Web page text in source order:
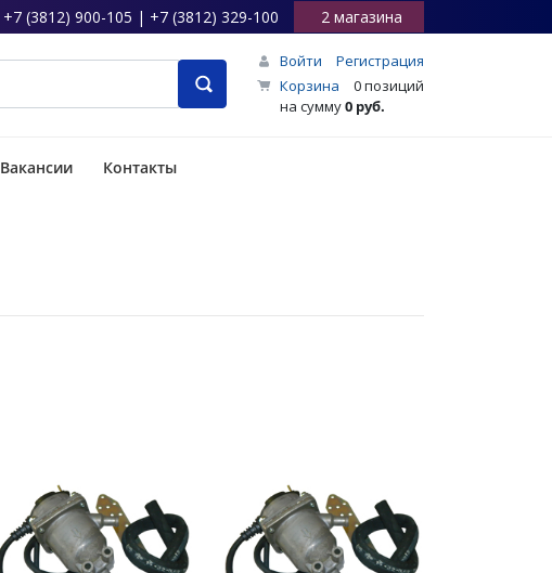
+7 (3812) 900-105 | +7 (3812) 329-100 2 магазина
Войти
Регистрация
Корзина
0 позиций
на сумму0 руб.
Вакансии Контакты